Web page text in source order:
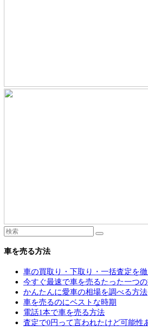
車を売る方法
車の買取り・下取り・一括査定を徹
今すぐ最速で車を売るたった一つ
かんたんに愛車の相場を調べる方法
車を売るのにベストな時期
電話1本で車を売る方法
査定で0円って言われたけど可能性